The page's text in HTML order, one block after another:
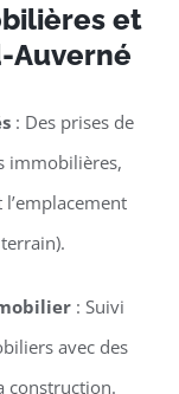
et
Auverné
: Des prises de
immobilières,
: Suivi
avec des
construction.